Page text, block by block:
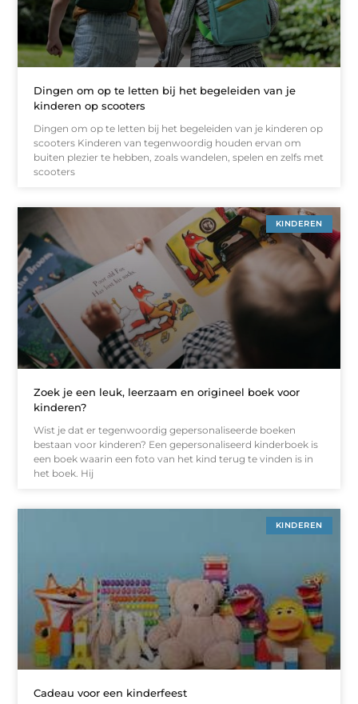
Dingen om op te letten bij het begeleiden van je
kinderen op scooters
Dingen om op te letten bij het begeleiden van je kinderen op
scooters Kinderen van tegenwoordig houden ervan om
buiten plezier te hebben, zoals wandelen, spelen en zelfs met
scooters
KINDEREN
Zoek je een leuk, leerzaam en origineel boek voor
kinderen?
Wist je dat er tegenwoordig gepersonaliseerde boeken
bestaan voor kinderen? Een gepersonaliseerd kinderboek is
een boek waarin een foto van het kind terug te vinden is in
het boek. Hij
KINDEREN
Cadeau voor een kinderfeest